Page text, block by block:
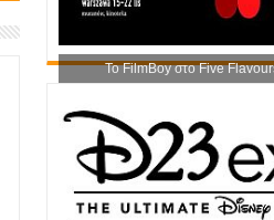
Το FilmBoy στο Five